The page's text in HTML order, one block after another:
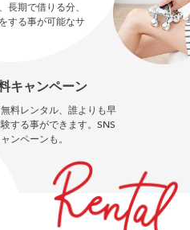
長期で借りる分、
する事が可能なサ
キャンペーン
料レンタル、誰よりも早
する事ができます。SNS
ンペーンも。